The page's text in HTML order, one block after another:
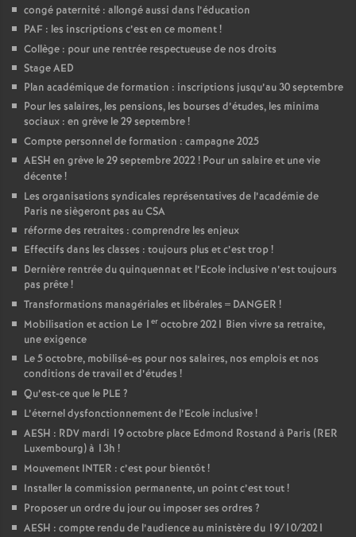
O
r
l
é
n
s
T
u
s
congé paternité : allongé aussi dans l’éducation
PAF : les inscriptions c’est en ce moment!
Collège : pour une rentrée respectueuse de nos droits
Stage AED
Plan académique de formation : inscriptions jusqu’au 30 septembre
Pour les salaires, les pensions, les bourses d’études, les minima
sociaux : en grève le 29 septembre!
Compte personnel de formation : campagne 2025
AESH en grève le 29 septembre 2022! Pour un salaire et une vie
décente!
Les organisations syndicales représentatives de l’académie de
Paris ne siègeront pas au CSA
réforme des retraites : comprendre les enjeux
Effectifs dans les classes : toujours plus et c’est trop!
Dernière rentrée du quinquennat et l’Ecole inclusive n’est toujours
pas prête!
Transformations managériales et libérales = DANGER !
Mobilisation et action Le 1 er octobre 2021 Bien vivre sa retraite,
une exigence
Le 5 octobre, mobilisé-es pour nos salaires, nos emplois et nos
conditions de travail et d’études !
Qu’est-ce que le PLE ?
L’éternel dysfonctionnement de l’Ecole inclusive!
AESH : RDV mardi 19 octobre place Edmond Rostand à Paris (RER
Luxembourg) à 13h !
Mouvement INTER : c’est pour bientôt!
Installer la commission permanente, un point c’est tout!
Proposer un ordre du jour ou imposer ses ordres ?
AESH : compte rendu de l’audience au ministère du 19/10/2021